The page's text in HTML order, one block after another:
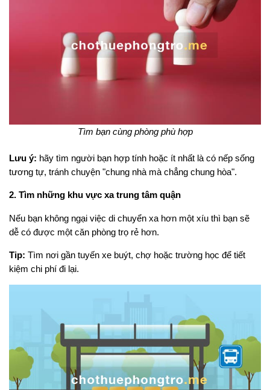
Tìm bạn cùng phòng phù hợp
Lưu ý: hãy tìm người bạn hợp tính hoặc ít nhất là có nếp sống
tương tự, tránh chuyện "chung nhà mà chẳng chung hòa".
2. Tìm những khu vực xa trung tâm quận
Nếu bạn không ngại việc di chuyển xa hơn một xíu thì bạn sẽ
dễ có được một căn phòng trọ rẻ hơn.
Tip: Tìm nơi gần tuyến xe buýt, chợ hoặc trường học để tiết
kiệm chi phí đi lại.